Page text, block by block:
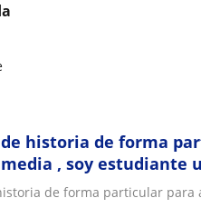
de historia de forma
, soy estudiante
de forma particular